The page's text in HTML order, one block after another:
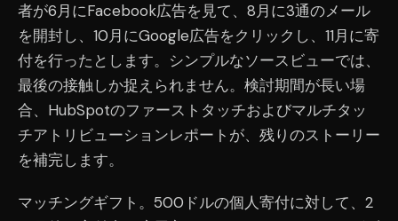
者が6月にFacebook広告を見て、8月に3通のメール
を開封し、10月にGoogle広告をクリックし、11月に寄
付を行ったとします。シンプルなソースビューでは、
最後の接触しか捉えられません。検討期間が長い場
合、HubSpotのファーストタッチおよびマルチタッ
チアトリビューションレポートが、残りのストーリー
を補完します。
マッチングギフト。500ドルの個人寄付に対して、2